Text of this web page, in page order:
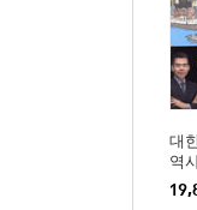
대
역